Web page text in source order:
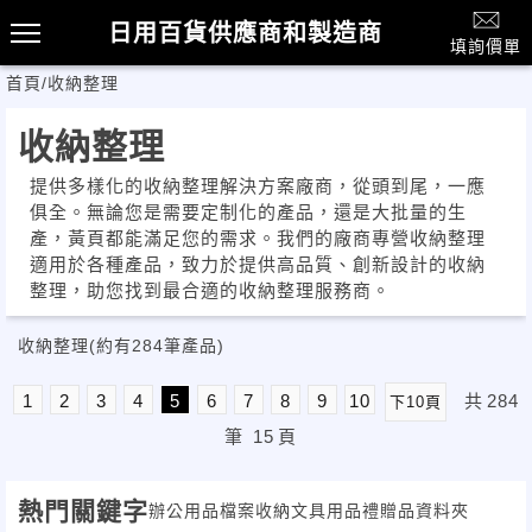
日用百貨供應商和製造商
填詢價單
首頁/收納整理
收納整理
提供多樣化的收納整理解決方案廠商，從頭到尾，一應
俱全。無論您是需要定制化的產品，還是大批量的生
產，黃頁都能滿足您的需求。我們的廠商專營收納整理
適用於各種產品，致力於提供高品質、創新設計的收納
整理，助您找到最合適的收納整理服務商。
收納整理(約有284筆產品)
1 2 3 4 5 6 7 8 9 10 下10頁 共 284
筆 15 頁
熱門關鍵字辦公用品檔案收納文具用品禮贈品資料夾